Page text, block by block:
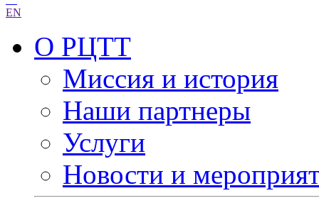
EN
О РЦТТ
Миссия и история
Наши партнеры
Услуги
Новости и